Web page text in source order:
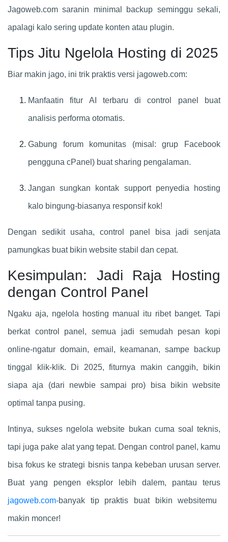
Jagoweb.com saranin minimal backup seminggu sekali,
apalagi kalo sering update konten atau plugin.
Tips Jitu Ngelola Hosting di 2025
Biar makin jago, ini trik praktis versi jagoweb.com:
Manfaatin fitur AI terbaru di control panel buat
analisis performa otomatis.
Gabung forum komunitas (misal: grup Facebook
pengguna cPanel) buat sharing pengalaman.
Jangan sungkan kontak support penyedia hosting
kalo bingung-biasanya responsif kok!
Dengan sedikit usaha, control panel bisa jadi senjata
pamungkas buat bikin website stabil dan cepat.
Kesimpulan: Jadi Raja Hosting
dengan Control Panel
Ngaku aja, ngelola hosting manual itu ribet banget. Tapi
berkat control panel, semua jadi semudah pesan kopi
online-ngatur domain, email, keamanan, sampe backup
tinggal klik-klik. Di 2025, fiturnya makin canggih, bikin
siapa aja (dari newbie sampai pro) bisa bikin website
optimal tanpa pusing.
Intinya, sukses ngelola website bukan cuma soal teknis,
tapi juga pake alat yang tepat. Dengan control panel, kamu
bisa fokus ke strategi bisnis tanpa kebeban urusan server.
Buat yang pengen eksplor lebih dalem, pantau terus
jagoweb.com-banyak tip praktis buat bikin websitemu
makin moncer!